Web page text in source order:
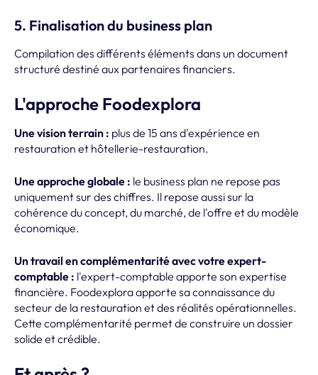
5. Finalisation du business plan
Compilation des différents éléments dans un document
structuré destiné aux partenaires financiers.
L'approche Foodexplora
Une vision terrain : plus de 15 ans d'expérience en
restauration et hôtellerie-restauration.
Une approche globale : le business plan ne repose pas
uniquement sur des chiffres. Il repose aussi sur la
cohérence du concept, du marché, de l'offre et du modèle
économique.
Un travail en complémentarité avec votre expert-
comptable : l'expert-comptable apporte son expertise
financière. Foodexplora apporte sa connaissance du
secteur de la restauration et des réalités opérationnelles.
Cette complémentarité permet de construire un dossier
solide et crédible.